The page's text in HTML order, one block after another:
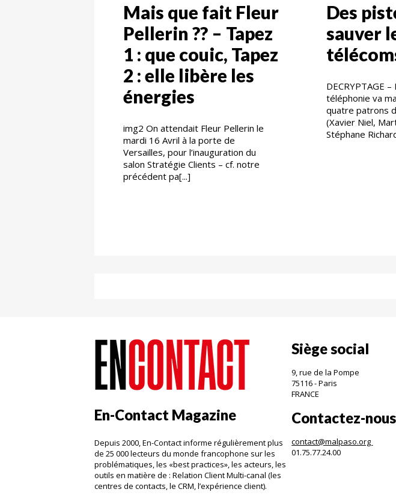
Mais que fait Fleur
Pellerin ?? – Tapez
1 : que couic, Tapez
2 : elle libère les
énergies
img2 On attendait Fleur Pellerin le
mardi 16 Avril à la porte de
Versailles, pour l’inauguration du
salon Stratégie Clients – cf. notre
précédent pa[...]
Des
sauver
DECRYPTAGE
téléphonie va
quatre patrons
(Xavier Niel,
Stéphane
En-Contact Magazine
Depuis 2000, En-Contact informe régulièrement plus
de 25 000 lecteurs du monde francophone sur les
problématiques, les «best practices», les acteurs, les
outils en matière de : Relation Client Multi-canal (les
centres de contacts, le CRM, l’expérience client).
Siège social
9, rue de la Pompe
75116 - Paris
FRANCE
Contactez-nous
contact@malpaso.org
01.75.77.24.00